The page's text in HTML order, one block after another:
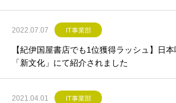
2022.07.07 IT事業部
【紀伊国屋書店でも1位獲得ラッシュ】日
「新文化」にて紹介されました
2021.04.01 IT事業部